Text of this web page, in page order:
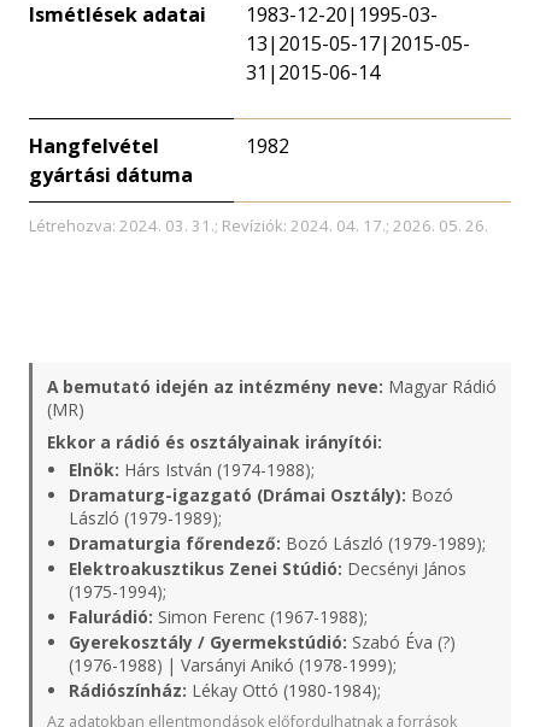
Ismétlések adatai
1983-12-20|1995-03-
13|2015-05-17|2015-05-
31|2015-06-14
Hangfelvétel
gyártási dátuma
1982
Létrehozva: 2024. 03. 31.; Revíziók: 2024. 04. 17.; 2026. 05. 26.
A bemutató idején az intézmény neve: Magyar Rádió
(MR)
Ekkor a rádió és osztályainak irányítói:
Elnök: Hárs István (1974-1988);
Dramaturg-igazgató (Drámai Osztály): Bozó
László (1979-1989);
Dramaturgia főrendező: Bozó László (1979-1989);
Elektroakusztikus Zenei Stúdió: Decsényi János
(1975-1994);
Falurádió: Simon Ferenc (1967-1988);
Gyerekosztály / Gyermekstúdió: Szabó Éva (?)
(1976-1988) | Varsányi Anikó (1978-1999);
Rádiószínház: Lékay Ottó (1980-1984);
Az adatokban ellentmondások előfordulhatnak a források